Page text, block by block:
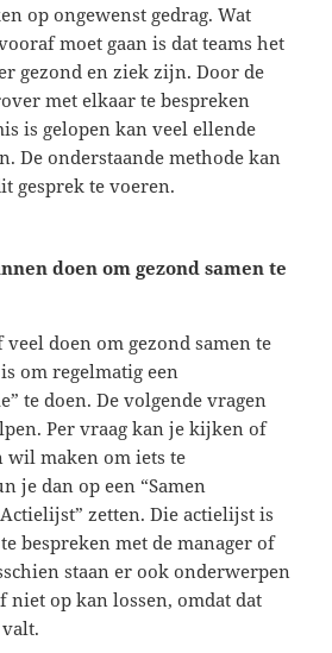
op ongewenst gedrag. Wat
moet gaan is dat teams het
gezond en ziek zijn. Door de
met elkaar te bespreken
is gelopen kan veel ellende
De onderstaande methode kan
gesprek te voeren.
doen om gezond samen te
doen om gezond samen te
om regelmatig een
te doen. De volgende vragen
Per vraag kan je kijken of
wil maken om iets te
je dan op een “Samen
zetten. Die actielijst is
bespreken met de manager of
staan er ook onderwerpen
niet op kan lossen, omdat dat